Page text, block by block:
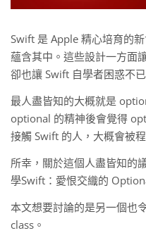
Swift 是 Apple 精心培育的
蘊含其中。這些設計一方面
卻也讓 Swift 自學者困惑不已
最人盡皆知的大概就是
optional 的精神後會覺得
接觸 Swift 的人，大概會被
所幸，關於這個人盡皆知的
學Swift：愛恨交織的
本文想要討論的是另一個也
class。